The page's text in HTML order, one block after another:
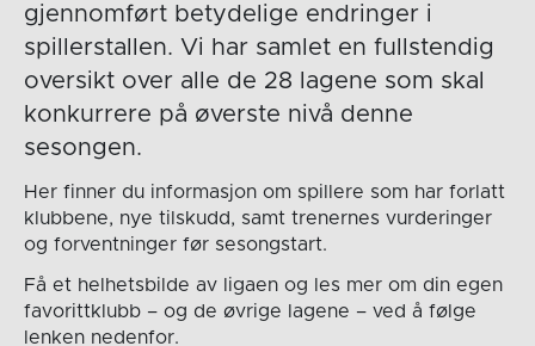
gjennomført betydelige endringer i
spillerstallen. Vi har samlet en fullstendig
oversikt over alle de 28 lagene som skal
konkurrere på øverste nivå denne
sesongen.
Her finner du informasjon om spillere som har forlatt
klubbene, nye tilskudd, samt trenernes vurderinger
og forventninger før sesongstart.
Få et helhetsbilde av ligaen og les mer om din egen
favorittklubb – og de øvrige lagene – ved å følge
lenken nedenfor.